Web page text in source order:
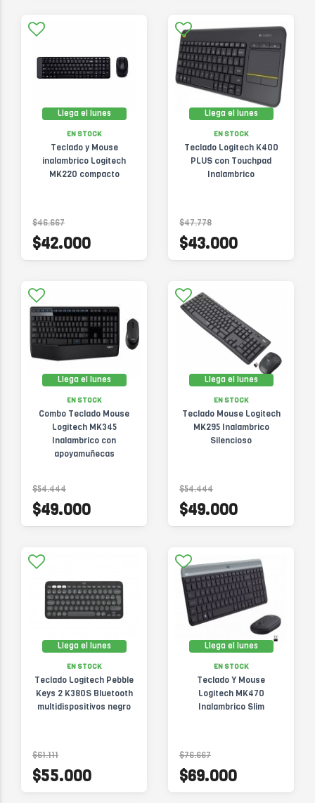
Llega el lunes
EN STOCK
Teclado y Mouse
inalambrico Logitech
MK220 compacto
$46.667
$42.000
Llega el lunes
EN STOCK
Teclado Logitech K400
PLUS con Touchpad
Inalambrico
$47.778
$43.000
Llega el lunes
EN STOCK
Combo Teclado Mouse
Logitech MK345
Inalambrico con
apoyamuñecas
$54.444
$49.000
Llega el lunes
EN STOCK
Teclado Mouse Logitech
MK295 Inalambrico
Silencioso
$54.444
$49.000
Llega el lunes
EN STOCK
Teclado Logitech Pebble
Keys 2 K380S Bluetooth
multidispositivos negro
$61.111
$55.000
Llega el lunes
EN STOCK
Teclado Y Mouse
Logitech MK470
Inalambrico Slim
$76.667
$69.000